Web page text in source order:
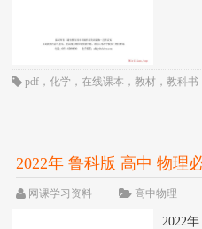
pdf ，化学 ，在线课本 ，教材 ，教科书
2022年 鲁科版 高中 物理
网课学习资料 高中物理
2022